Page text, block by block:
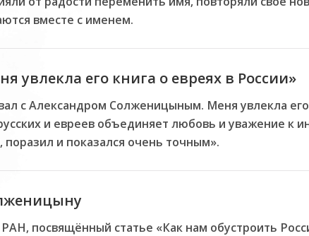
вместе с именем.
увлекла его книга о евреях в России»
с Александром Солженицыным. Меня увлекла его
и евреев объединяет любовь и уважение к
поразил и показался очень точным».
посвящённый статье «Как нам обустроить